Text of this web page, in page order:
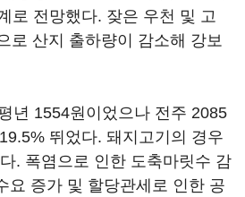
로 전망했다. 잦은 우천 및 고
로 산지 출하량이 감소해 강보
년 1554원이었으나 전주 2085
뛰었다. 돼지고기의 경우
. 폭염으로 인한 도축마릿수 감
요 증가 및 할당관세로 인한 공